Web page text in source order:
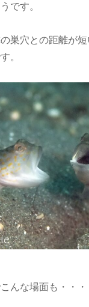
です。
巣穴との距離が
。
んな場面も・・・